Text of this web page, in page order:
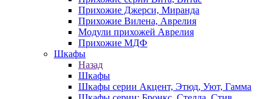
Прихожие Джерси, Миранда
Прихожие Вилена, Аврелия
Модули прихожей Аврелия
Прихожие МДФ
Шкафы
Назад
Шкафы
Шкафы серии Акцент, Этюд, Уют, Гамма